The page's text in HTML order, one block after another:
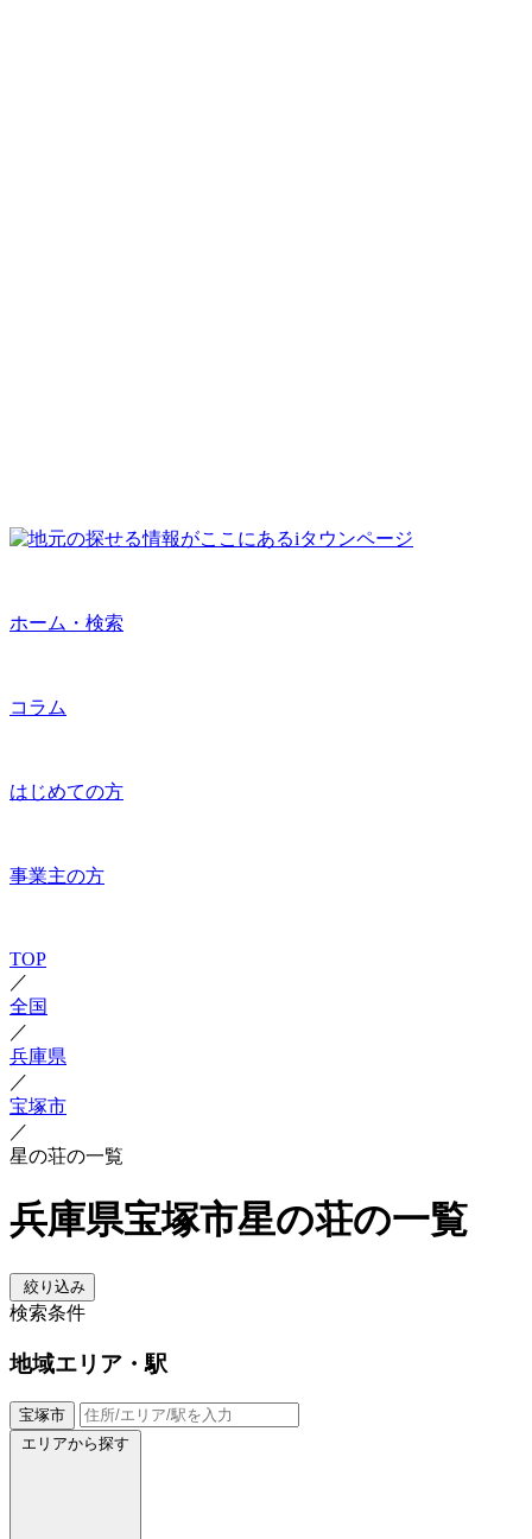
ホーム・検索
コラム
はじめての方
事業主の方
TOP
／
全国
／
兵庫県
／
宝塚市
／
星の荘の一覧
兵庫県宝塚市星の荘の一覧
絞り込み
検索条件
地域エリア・駅
宝塚市
エリアから探す